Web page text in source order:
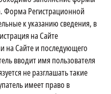
Форма Регистрационной
к указанию сведения, в
на Сайте
на Сайте и последующего
вводит имя пользователя
не разглашать такие
имеет право в